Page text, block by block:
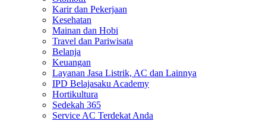
Karir dan Pekerjaan
Kesehatan
Mainan dan Hobi
Travel dan Pariwisata
Belanja
Keuangan
Layanan Jasa Listrik, AC dan Lainnya
IPD Belajasaku Academy
Hortikultura
Sedekah 365
Service AC Terdekat Anda